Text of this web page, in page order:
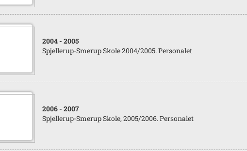
2004 - 2005
Spjellerup-Smerup Skole 2004/2005. Personalet
2006 - 2007
Spjellerup-Smerup Skole, 2005/2006. Personalet